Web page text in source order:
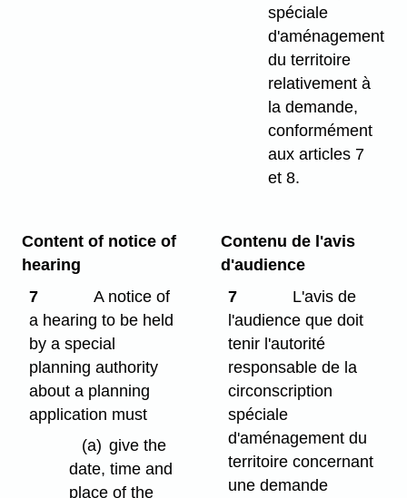
spéciale
d'aménagement
du territoire
relativement à
la demande,
conformément
aux articles 7
et 8.
Content of notice of
hearing
7
A notice of
a hearing to be held
by a special
planning authority
about a planning
application must
(a) give the
date, time and
place of the
Contenu de l'avis
d'audience
7
L'avis de
l'audience que doit
tenir l'autorité
responsable de la
circonscription
spéciale
d'aménagement du
territoire concernant
une demande